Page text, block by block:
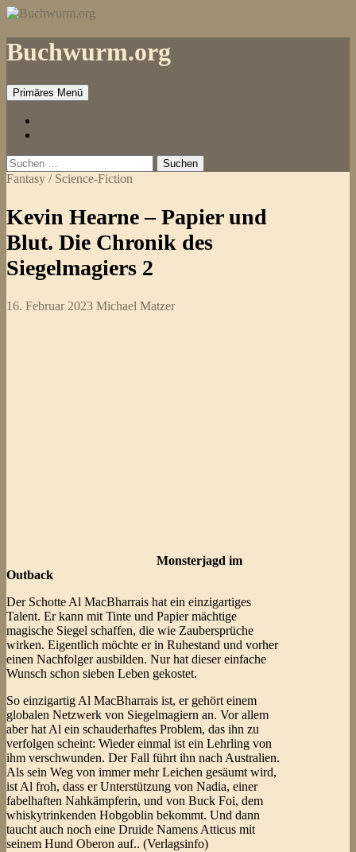
Zum
springen
Buchwurm.org
Primäres Menü
Suchen
nach:
Fantasy / Science-Fiction
Kevin Hearne – Papier und
Blut. Die Chronik des
Siegelmagiers 2
16. Februar 2023 Michael Matzer
Monsterjagd im
Outback
Der Schotte Al MacBharrais hat ein einzigartiges
Talent. Er kann mit Tinte und Papier mächtige
magische Siegel schaffen, die wie Zaubersprüche
wirken. Eigentlich möchte er in Ruhestand und vorher
einen Nachfolger ausbilden. Nur hat dieser einfache
Wunsch schon sieben Leben gekostet.
So einzigartig Al MacBharrais ist, er gehört einem
globalen Netzwerk von Siegelmagiern an. Vor allem
aber hat Al ein schauderhaftes Problem, das ihn zu
verfolgen scheint: Wieder einmal ist ein Lehrling von
ihm verschwunden. Der Fall führt ihn nach Australien.
Als sein Weg von immer mehr Leichen gesäumt wird,
ist Al froh, dass er Unterstützung von Nadia, einer
fabelhaften Nahkämpferin, und von Buck Foi, dem
whiskytrinkenden Hobgoblin bekommt. Und dann
taucht auch noch eine Druide Namens Atticus mit
seinem Hund Oberon auf.. (Verlagsinfo)